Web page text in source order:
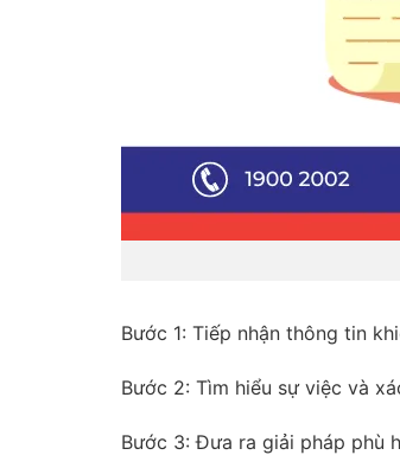
Bước 1: Tiếp nhận thông tin
Bước 2: Tìm hiểu sự việc và
Bước 3: Đưa ra giải pháp phù